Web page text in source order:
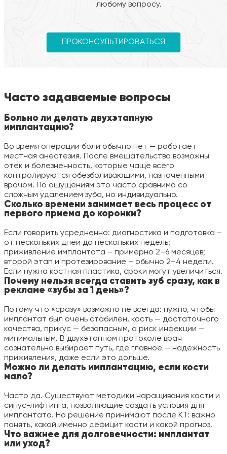
любому вопросу.
ПРОКОНСУЛЬТИРОВАТЬСЯ
Часто задаваемые вопросы
Больно ли делать двухэтапную
имплантацию?
Во время операции боли обычно нет — работает
местная анестезия. После вмешательства возможны
отек и болезненность, которые чаще всего
контролируются обезболивающими, назначенными
врачом. По ощущениям это часто сравнимо со
сложным удалением зуба, но индивидуально.
Сколько времени занимает весь процесс от
первого приема до коронки?
Если говорить усредненно: диагностика и подготовка –
от нескольких дней до нескольких недель;
приживление имплантата – примерно 2–6 месяцев;
второй этап и протезирование – обычно 2–4 недели.
Если нужна костная пластика, сроки могут увеличиться.
Почему нельзя всегда ставить зуб сразу, как в
рекламе «зубы за 1 день»?
Потому что «сразу» возможно не всегда: нужно, чтобы
имплантат был очень стабилен, кость — достаточного
качества, прикус — безопасным, а риск инфекции —
минимальным. В двухэтапном протоколе врач
сознательно выбирает путь, где главное — надежность
приживления, даже если это дольше.
Можно ли делать имплантацию, если кости
мало?
Часто да. Существуют методики наращивания кости и
синус-лифтинга, позволяющие создать условия для
имплантата. Но решение принимают после КТ: важно
понять, какой именно дефицит кости и какой прогноз.
Что важнее для долговечности: имплантат
или уход?